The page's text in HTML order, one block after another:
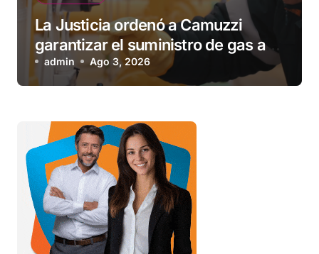
La Justicia ordenó a Camuzzi
garantizar el suministro de gas a
una familia de Tolhuin
admin Ago 3, 2026